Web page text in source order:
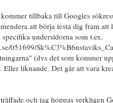
tillbaka till Googles
att börja testa dig fram att
undersidorna som t.ex.
051699/
(dvs det som kommer
liknande. Det går att vara
och jag hoppas verkligen